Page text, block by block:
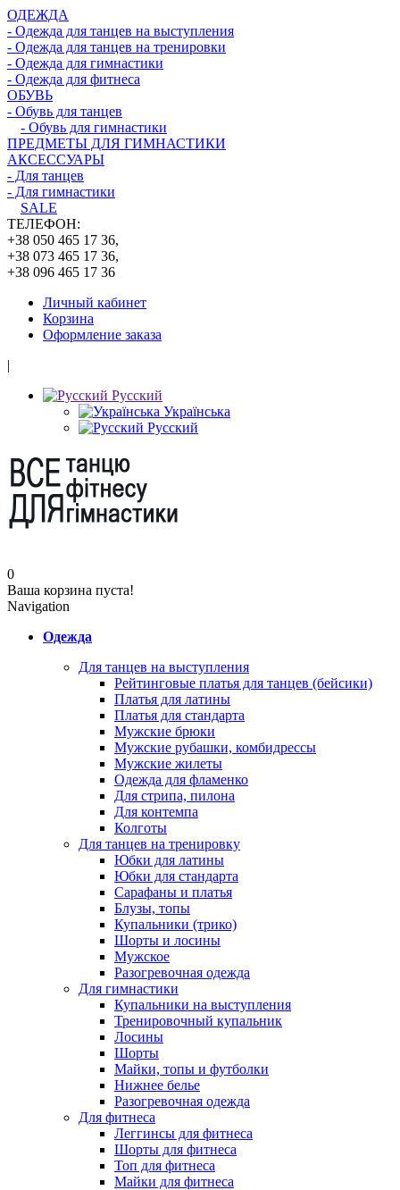
ОДЕЖДА
- Одежда для танцев на выступления
- Одежда для танцев на тренировки
- Одежда для гимнастики
- Одежда для фитнеса
ОБУВЬ
- Обувь для танцев
- Обувь для гимнастики
ПРЕДМЕТЫ ДЛЯ ГИМНАСТИКИ
АКСЕССУАРЫ
- Для танцев
- Для гимнастики
SALE
ТЕЛЕФОН:
+38 050 465 17 36,
+38 073 465 17 36,
+38 096 465 17 36
Личный кабинет
Корзина
Оформление заказа
|
Русский
Українська
Русский
0
Ваша корзина пуста!
Navigation
Одежда
Для танцев на выступления
Рейтинговые платья для танцев (бейсики)
Платья для латины
Платья для стандарта
Мужские брюки
Мужские рубашки, комбидрессы
Мужские жилеты
Одежда для фламенко
Для стрипа, пилона
Для контемпа
Колготы
Для танцев на тренировку
Юбки для латины
Юбки для стандарта
Сарафаны и платья
Блузы, топы
Купальники (трико)
Шорты и лосины
Мужское
Разогревочная одежда
Для гимнастики
Купальники на выступления
Тренировочный купальник
Лосины
Шорты
Майки, топы и футболки
Нижнее белье
Разогревочная одежда
Для фитнеса
Леггинсы для фитнеса
Шорты для фитнеса
Топ для фитнеса
Майки для фитнеса